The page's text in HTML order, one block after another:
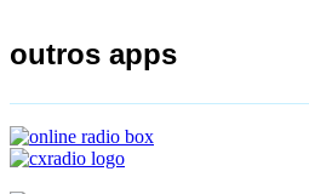
outros apps